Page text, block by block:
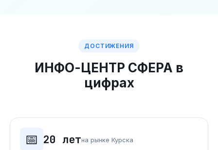
ДОСТИЖЕНИЯ
ИНФО-ЦЕНТР СФЕРА в
цифрах
📅 20 летна рынке Курска